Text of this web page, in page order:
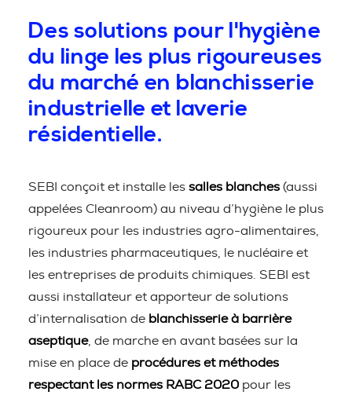
Des solutions pour l'hygiène
du linge les plus rigoureuses
du marché en blanchisserie
industrielle et laverie
résidentielle.
SEBI conçoit et installe les salles blanches (aussi
appelées Cleanroom) au niveau d’hygiène le plus
rigoureux pour les industries agro-alimentaires,
les industries pharmaceutiques, le nucléaire et
les entreprises de produits chimiques. SEBI est
aussi installateur et apporteur de solutions
d’internalisation de blanchisserie à barrière
aseptique, de marche en avant basées sur la
mise en place de procédures et méthodes
respectant les normes RABC 2020 pour les